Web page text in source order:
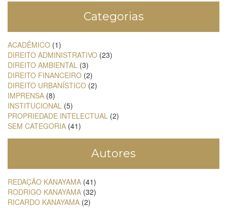
Categorias
ACADÊMICO (1)
DIREITO ADMINISTRATIVO (23)
DIREITO AMBIENTAL (3)
DIREITO FINANCEIRO (2)
DIREITO URBANÍSTICO (2)
IMPRENSA (8)
INSTITUCIONAL (5)
PROPRIEDADE INTELECTUAL (2)
SEM CATEGORIA (41)
Autores
REDAÇÃO KANAYAMA (41)
RODRIGO KANAYAMA (32)
RICARDO KANAYAMA (2)